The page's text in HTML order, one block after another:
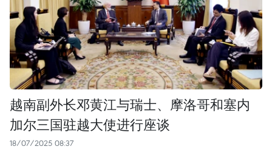
越南副外长邓黄江与瑞士、摩洛哥和塞内
加尔三国驻越大使进行座谈
18/07/2025 08:37